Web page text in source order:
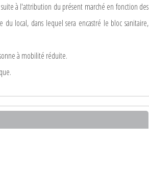
à l'attribution du présent marché en fonction des
local, dans lequel sera encastré le bloc sanitaire,
à mobilité réduite.